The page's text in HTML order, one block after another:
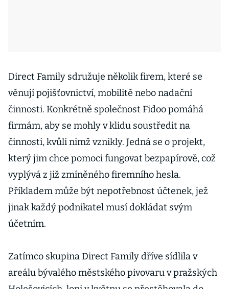
Direct Family sdružuje několik firem, které se
věnují pojišťovnictví, mobilitě nebo nadační
činnosti. Konkrétně společnost Fidoo pomáhá
firmám, aby se mohly v klidu soustředit na
činnosti, kvůli nimž vznikly. Jedná se o projekt,
který jim chce pomoci fungovat bezpapírově, což
vyplývá z již zmíněného firemního hesla.
Příkladem může být nepotřebnost účtenek, jež
jinak každý podnikatel musí dokládat svým
účetním.
Zatímco skupina Direct Family dříve sídlila v
areálu bývalého městského pivovaru v pražských